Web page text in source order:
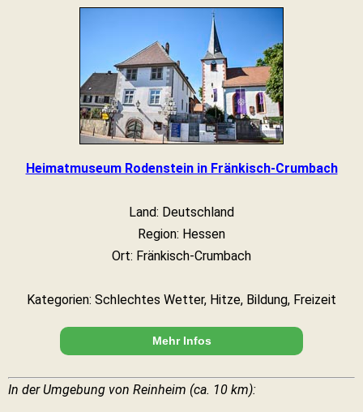
Heimatmuseum Rodenstein in Fränkisch-Crumbach
Land: Deutschland
Region: Hessen
Ort: Fränkisch-Crumbach
Kategorien: Schlechtes Wetter, Hitze, Bildung, Freizeit
Mehr Infos
In der Umgebung von Reinheim (ca. 10 km):